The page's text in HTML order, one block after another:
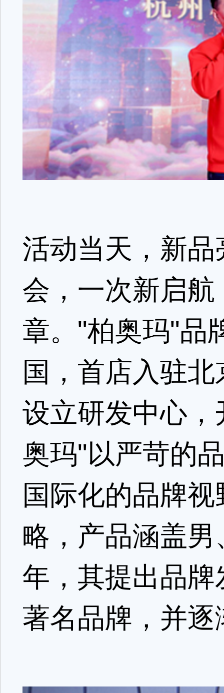
活动当天，新
会，一次新启
章。"柏奥玛"品
国，首店入驻
设立研发中心
奥玛"以严苛的
国际化的品牌
略，产品涵盖
年，其提出品
著名品牌，并